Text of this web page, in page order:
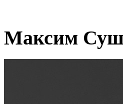
Максим